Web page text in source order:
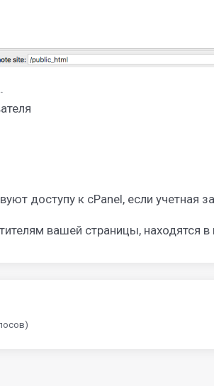
доступу к cPanel, если учетная
вашей страницы, находятся в